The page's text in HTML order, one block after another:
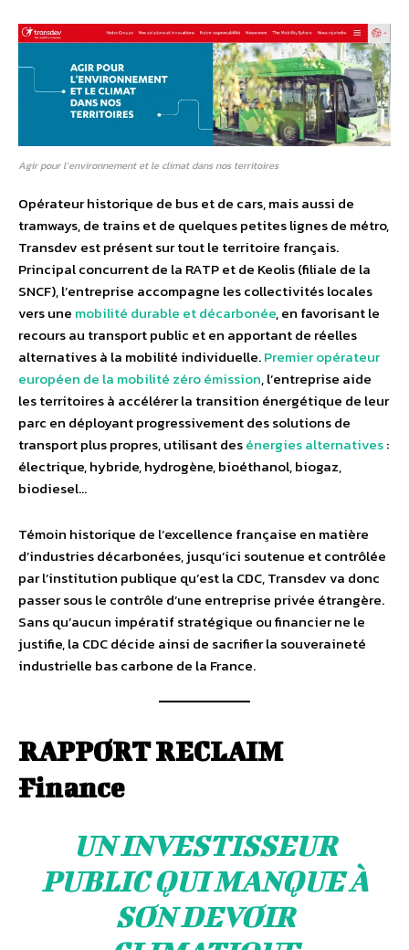
Agir pour l’environnement et le climat dans nos territoires
Opérateur historique de bus et de cars, mais aussi de
tramways, de trains et de quelques petites lignes de métro,
Transdev est présent sur tout le territoire français.
Principal concurrent de la RATP et de Keolis (filiale de la
SNCF), l’entreprise accompagne les collectivités locales
vers une mobilité durable et décarbonée, en favorisant le
recours au transport public et en apportant de réelles
alternatives à la mobilité individuelle.Premier opérateur
européen de la mobilité zéro émission, l’entreprise aide
les territoires à accélérer la transition énergétique de leur
parc en déployant progressivement des solutions de
transport plus propres, utilisant desénergies alternatives:
électrique, hybride, hydrogène, bioéthanol, biogaz,
biodiesel…
Témoin historique de l’excellence française en matière
d’industries décarbonées, jusqu’ici soutenue et contrôlée
par l’institution publique qu’est la CDC, Transdev va donc
passer sous le contrôle d’une entreprise privée étrangère.
Sans qu’aucun impératif stratégique ou financier ne le
justifie, la CDC décide ainsi de sacrifier la souveraineté
industrielle bas carbone de la France.
RAPPORT RECLAIM
Finance
UN INVESTISSEUR
PUBLIC QUI MANQUE À
SON DEVOIR